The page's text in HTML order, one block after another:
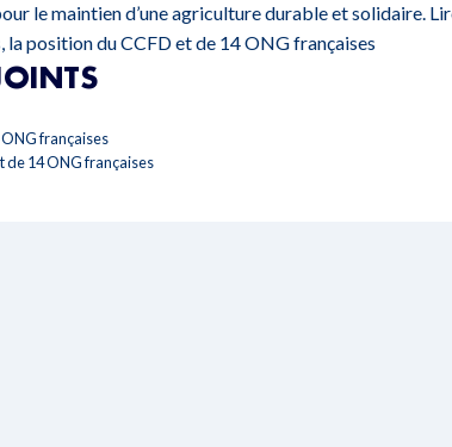
le maintien d’une agriculture durable et solidaire.
la position du CCFD et de 14 ONG françaises
françaises
de 14 ONG françaises